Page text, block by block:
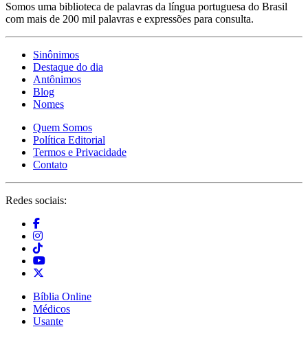
Somos uma biblioteca de palavras da língua portuguesa do Brasil
com mais de 200 mil palavras e expressões para consulta.
Sinônimos
Destaque do dia
Antônimos
Blog
Nomes
Quem Somos
Política Editorial
Termos e Privacidade
Contato
Redes sociais:
Bíblia Online
Médicos
Usante